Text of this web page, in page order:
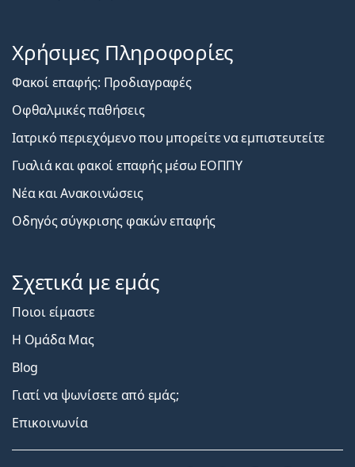
Χρήσιμες Πληροφορίες
Φακοί επαφής: Προδιαγραφές
Οφθαλμικές παθήσεις
Ιατρικό περιεχόμενο που μπορείτε να εμπιστευτείτε
Γυαλιά και φακοί επαφής μέσω ΕΟΠΠΥ
Νέα και Ανακοινώσεις
Οδηγός σύγκρισης φακών επαφής
Σχετικά με εμάς
Ποιοι είμαστε
Η Ομάδα Μας
Blog
Γιατί να ψωνίσετε από εμάς;
Επικοινωνία